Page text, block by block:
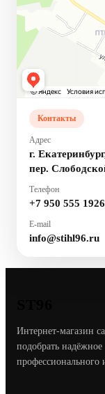
Контакты
Адрес
г.
пер.
Телефон
+7 950 555 1926
E-mail
info@stihl96.ru
Интернет-магазин
подобрать
профессионального